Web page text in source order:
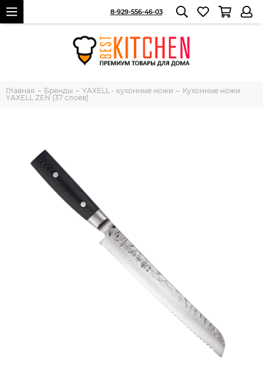
8-929-556-46-03
Главная Бренды YAXELL - кухонные ножи
Кухонные ножи
YAXELL ZEN (37 слоев)